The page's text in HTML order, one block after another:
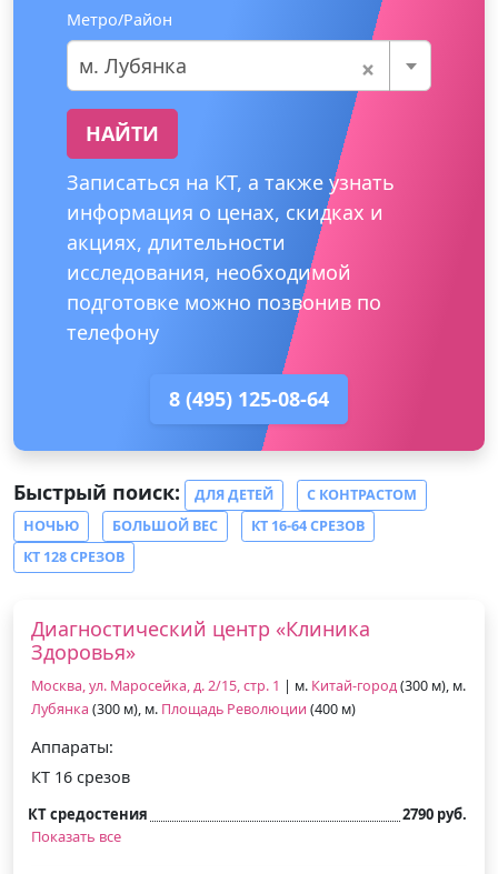
Метро/Район
×
м. Лубянка
НАЙТИ
Записаться на КТ, а также узнать
информация о ценах, скидках и
акциях, длительности
исследования, необходимой
подготовке можно позвонив по
телефону
8 (495) 125-08-64
Быстрый поиск: ДЛЯ ДЕТЕЙ
С КОНТРАСТОМ
НОЧЬЮ
БОЛЬШОЙ ВЕС
КТ 16-64 СРЕЗОВ
КТ 128 СРЕЗОВ
Диагностический центр «Клиника
Здоровья»
Москва, ул. Маросейка, д. 2/15, стр. 1 | м. Китай-город(300 м), м.
Лубянка (300 м), м. Площадь Революции (400 м)
Аппараты:
КТ 16 срезов
КТ средостения
2790 руб.
Показать все